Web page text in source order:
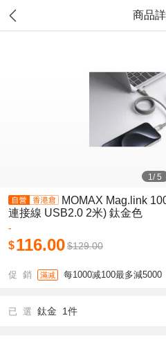
商品
1/5
MOMAX Mag.link
連接線 USB2.0 2米) 鈦金色
-
$116.00$129.00
促 銷 滿减 每1000减100最多減5000
已 選 鈦金 1件